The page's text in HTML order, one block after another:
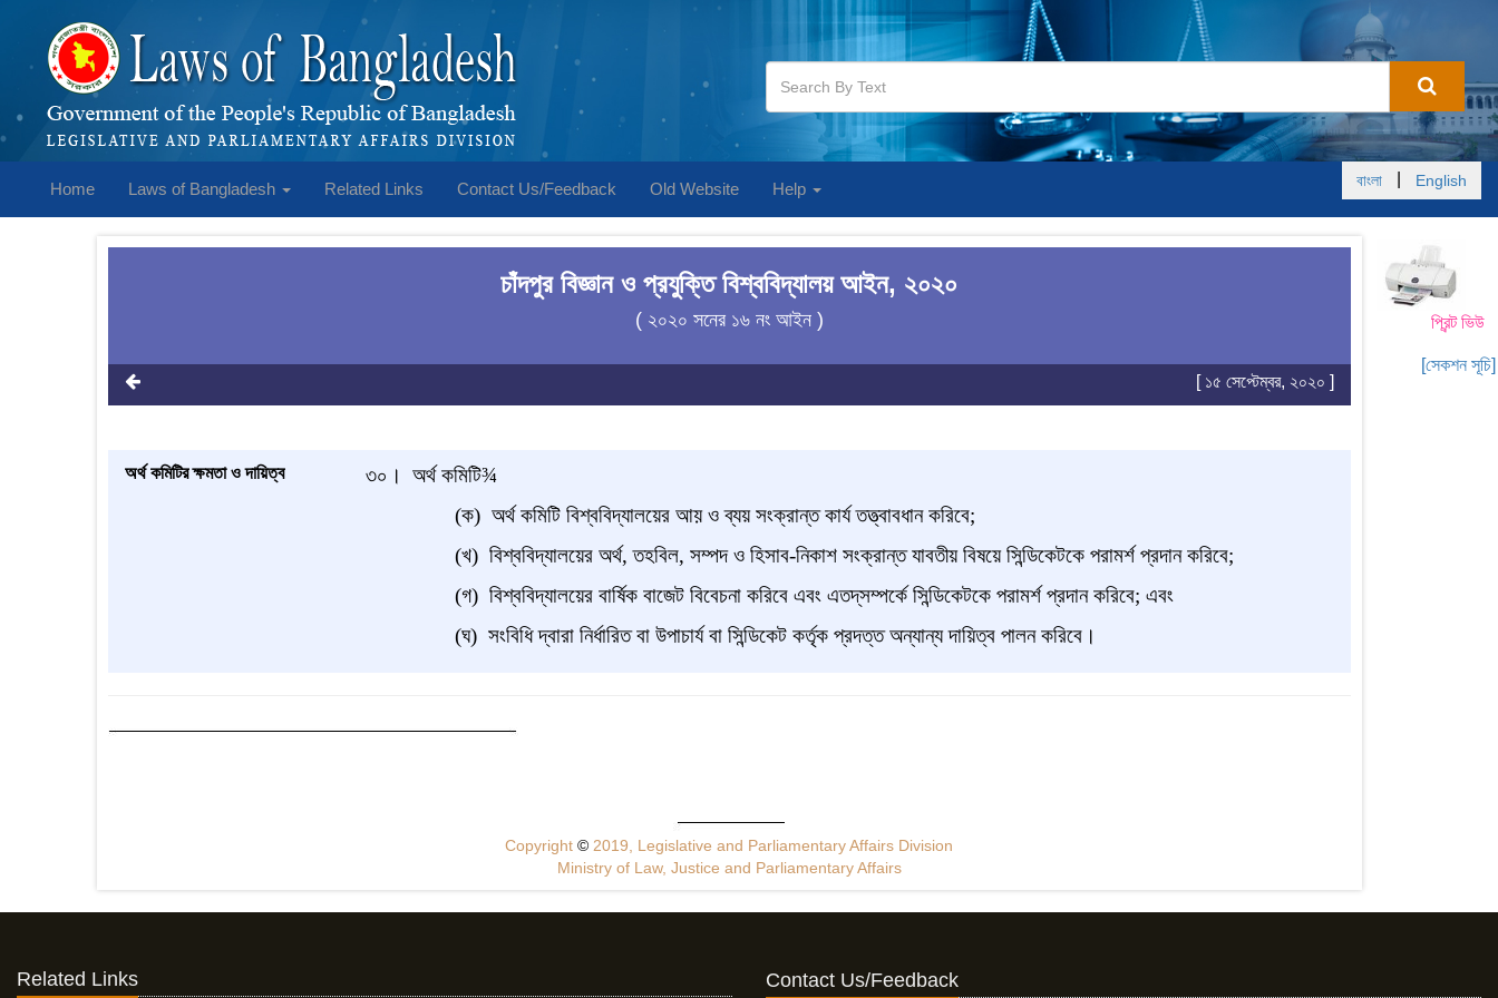
Home Laws of Bangladesh Related Links Contact Us/Feedback Old Website Help বাংলা English
প্রিন্ট ভিউ
[সেকশন সূচি]
চাঁদপুর বিজ্ঞান ও প্রযুক্তি বিশ্ববিদ্যালয় আইন, ২০২০
( ২০২০ সনের ১৬ নং আইন )
[ ১৫ সেপ্টেম্বর, ২০২০ ]
অর্থ কমিটির ক্ষমতা ও দায়িত্ব ৩০। অর্থ কমিটি¾
(ক) অর্থ কমিটি বিশ্ববিদ্যালয়ের আয় ও ব্যয় সংক্রান্ত কার্য তত্ত্বাবধান করিবে;
(খ) বিশ্ববিদ্যালয়ের অর্থ, তহবিল, সম্পদ ও হিসাব-নিকাশ সংক্রান্ত যাবতীয় বিষয়ে সিন্ডিকেটকে পরামর্শ প্রদান করিবে;
(গ) বিশ্ববিদ্যালয়ের বার্ষিক বাজেট বিবেচনা করিবে এবং এতদ্‌সম্পর্কে সিন্ডিকেটকে পরামর্শ প্রদান করিবে; এবং
(ঘ) সংবিধি দ্বারা নির্ধারিত বা উপাচার্য বা সিন্ডিকেট কর্তৃক প্রদত্ত অন্যান্য দায়িত্ব পালন করিবে।
Copyright© 2019, Legislative and Parliamentary Affairs Division
Ministry of Law, Justice and Parliamentary Affairs
Related Links Contact Us/Feedback